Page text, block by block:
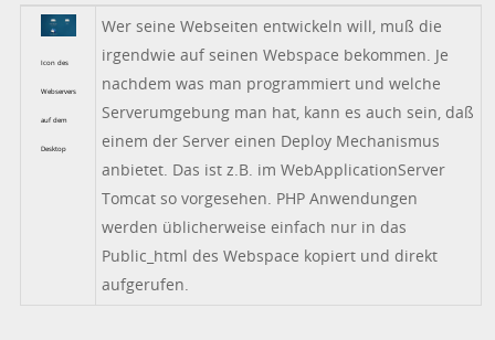
Icon des
Webservers
auf dem
Desktop
Wer seine Webseiten entwickeln will, muß die
irgendwie auf seinen Webspace bekommen. Je
nachdem was man programmiert und welche
Serverumgebung man hat, kann es auch sein, daß
einem der Server einen Deploy Mechanismus
anbietet. Das ist z.B. im WebApplicationServer
Tomcat so vorgesehen. PHP Anwendungen
werden üblicherweise einfach nur in das
Public_html des Webspace kopiert und direkt
aufgerufen.